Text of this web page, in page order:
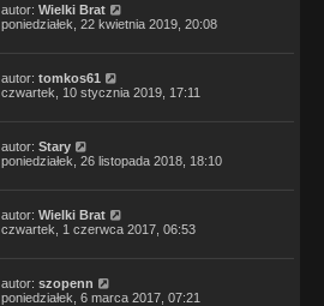
autor: Wielki Brat
poniedziałek, 22 kwietnia 2019, 20:08
autor: tomkos61
czwartek, 10 stycznia 2019, 17:11
autor: Stary
poniedziałek, 26 listopada 2018, 18:10
autor: Wielki Brat
czwartek, 1 czerwca 2017, 06:53
autor: szopenn
poniedziałek, 6 marca 2017, 07:21